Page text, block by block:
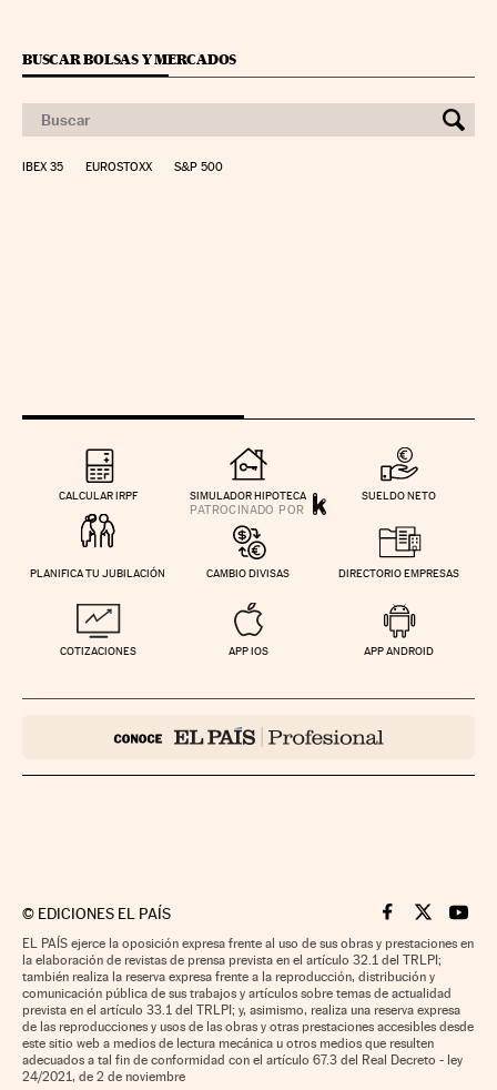
BUSCAR BOLSAS Y MERCADOS
IBEX 35 EUROSTOXX S&P 500
CALCULAR IRPF SIMULADOR HIPOTECA SUELDO NETO
PLANIFICA TU JUBILACIÓN CAMBIO DIVISAS DIRECTORIO EMPRESAS
COTIZACIONES APP IOS APP ANDROID
© EDICIONES EL PAÍS Cinco Días en
Cinco Días
Cinco
EL PAÍS ejerce la oposición expresa frente al uso de sus obras y prestaciones en
la elaboración de revistas de prensa prevista en el artículo 32.1 del TRLPI;
también realiza la reserva expresa frente a la reproducción, distribución y
comunicación pública de sus trabajos y artículos sobre temas de actualidad
prevista en el artículo 33.1 del TRLPI; y, asimismo, realiza una reserva expresa
de las reproducciones y usos de las obras y otras prestaciones accesibles desde
este sitio web a medios de lectura mecánica u otros medios que resulten
adecuados a tal fin de conformidad con el artículo 67.3 del Real Decreto - ley
24/2021, de 2 de noviembre